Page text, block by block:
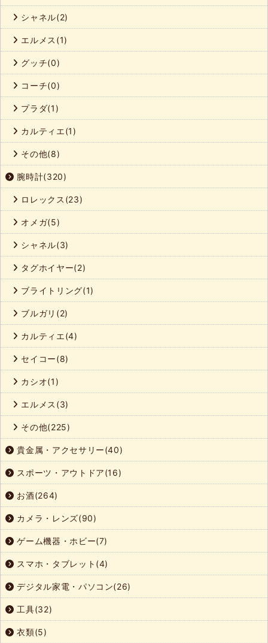
シャネル(2)
エルメス(1)
グッチ(0)
コーチ(0)
プラダ(1)
カルティエ(1)
その他(8)
腕時計(320)
ロレックス(23)
オメガ(5)
シャネル(3)
タグホイヤー(2)
ブライトリング(1)
ブルガリ(2)
カルティエ(4)
セイコー(8)
カシオ(1)
エルメス(3)
その他(225)
貴金属・アクセサリー(40)
スポーツ・アウトドア(16)
お酒(264)
カメラ・レンズ(90)
ゲーム機器・ホビー(7)
スマホ・タブレット(4)
デジタル家電・パソコン(26)
工具(32)
衣類(5)